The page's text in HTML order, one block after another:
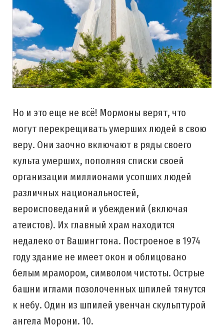
Но и это еще не всё! Мормоны верят, что
могут перекрещивать умерших людей в свою
веру. Они заочно включают в ряды своего
культа умерших, пополняя списки своей
организации миллионами усопших людей
различных национальностей,
вероисповеданий и убеждений (включая
атеистов). Их главный храм находится
недалеко от Вашингтона. Построеное в 1974
году здание не имеет окон и облицовано
белым мрамором, символом чистоты. Острые
башни иглами позолоченных шпилей тянутся
к небу. Один из шпилей увенчан скульптурой
ангела Морони. 10.